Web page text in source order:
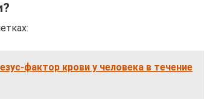
фактор крови у человека в течение